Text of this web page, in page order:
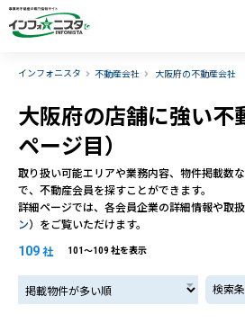
インフォニスタ 不動産会社 大阪府の不動産会社
大阪府の店舗に強い不
ページ目）
取り扱い可能エリアや業務内容、物件掲載数
で、不動産会員を探すことができます。
詳細ページでは、各会員企業の詳細情報や取
ン）をご覧いただけます。
109 社 101〜109 社を表示
掲載物件が多い順 検索